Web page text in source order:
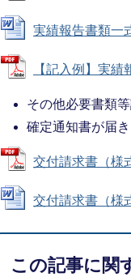
実績報告書類一
【記入例】実
その他必要書類
確定通知書が届
交付請求書（様
交付請求書（様
この記事に関